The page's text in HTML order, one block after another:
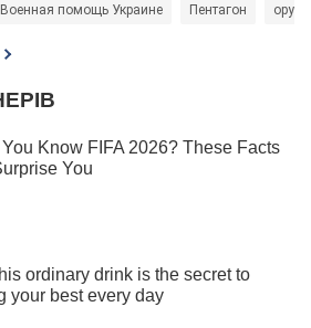
Военная помощь Украине Пентагон